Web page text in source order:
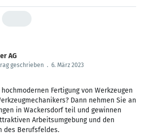
AG
geschrieben . 6. März 2023
Fertigung von Werkzeugen
Dann nehmen Sie an
in Wackersdorf teil und gewinnen
Arbeitsumgebung und den
des Berufsfeldes.